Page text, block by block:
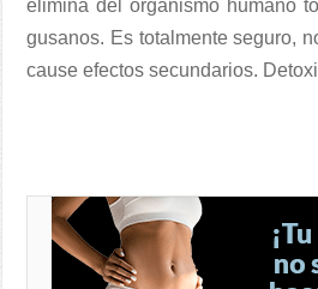
elimina del organismo humano
gusanos. Es totalmente seguro,
cause efectos secundarios.